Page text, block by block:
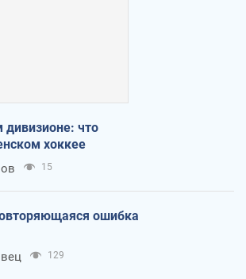
дивизионе: что
хоккее
15
ошибка
129